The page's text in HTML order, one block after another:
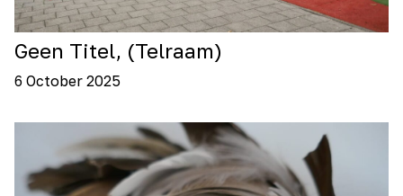
Geen Titel, (Telraam)
6 October 2025